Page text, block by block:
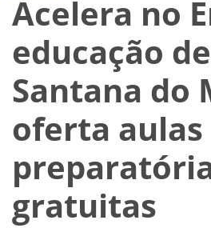
Acelera no
educação de
Santana do
oferta aulas
gratuitas